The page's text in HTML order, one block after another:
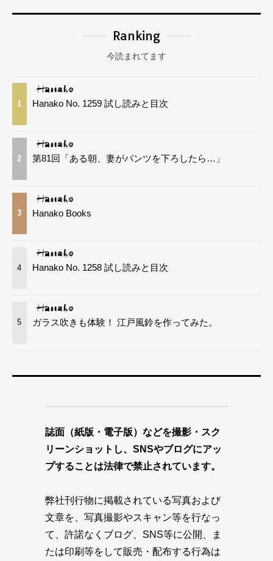
Ranking
今読まれてます
1 Hanako No. 1259 試し読みと目次
2 第81回「ある朝、妻がパンツを下ろしたら…」
3 Hanako Books
4 Hanako No. 1258 試し読みと目次
5 ガラス吹きも体験！ 江戸風鈴を作ってみた。
誌面（紙版・電子版）などを撮影・スク
リーンショットし、SNSやブログにアッ
プすることは法律で禁止されています。
弊社刊行物に掲載されている写真および
文章を、写真撮影やスキャン等を行なっ
て、許諾なくブログ、SNS等に公開、ま
たは印刷等をして販売・配布する行為は